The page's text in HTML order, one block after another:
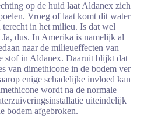
op de huid laat Aldanex zich
Vroeg of laat komt dit water
terecht in het milieu. Is dat wel
dus. In Amerika is namelijk al
naar de milieueffecten van
stof in Aldanex. Daaruit blijkt dat
van dimethicone in de bodem ver
enige schadelijke invloed kan
wordt na de normale
uiteindelijk
bodem afgebroken.